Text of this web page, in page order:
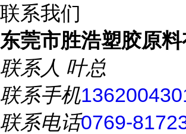
联系我们
东莞市胜浩塑胶原料
联系人 叶总
联系手机
联系电话0769-